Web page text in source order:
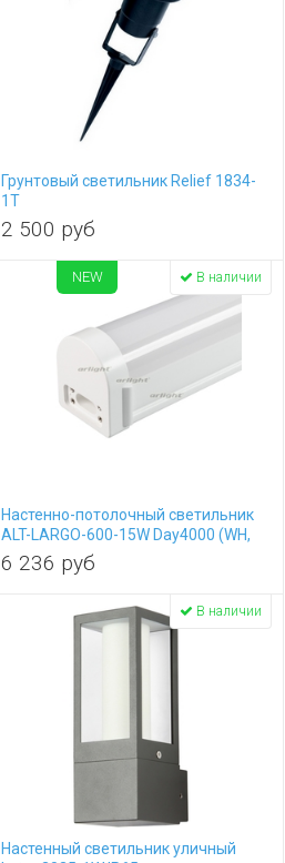
Грунтовый светильник Relief 1834-
1T
2 500 руб
Настенно-потолочный светильник
ALT-LARGO-600-15W Day4000 (WH,
120 deg, 230V) (IP65 Пластик)
030989
6 236 руб
NEW В наличии
Настенный светильник уличный
В наличии